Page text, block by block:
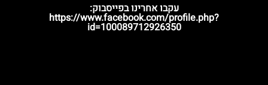
עקבו אחרינו בפייסבוק:
https://www.facebook.com/profile.php?
id=100089712926350